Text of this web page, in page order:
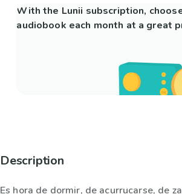
With the Lunii subscription,
audiobook each month at a great
Description
Es hora de dormir, de acurrucarse, de